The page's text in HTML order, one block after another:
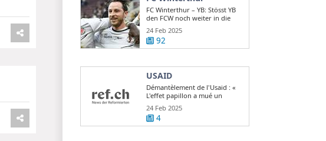
FC Winterthur – YB: Stösst YB
den FCW noch weiter in die
Krise?
24 Feb 2025
92
USAID
Démantèlement de l'Usaid : «
L'effet papillon a mué un
scandale d ...
24 Feb 2025
4